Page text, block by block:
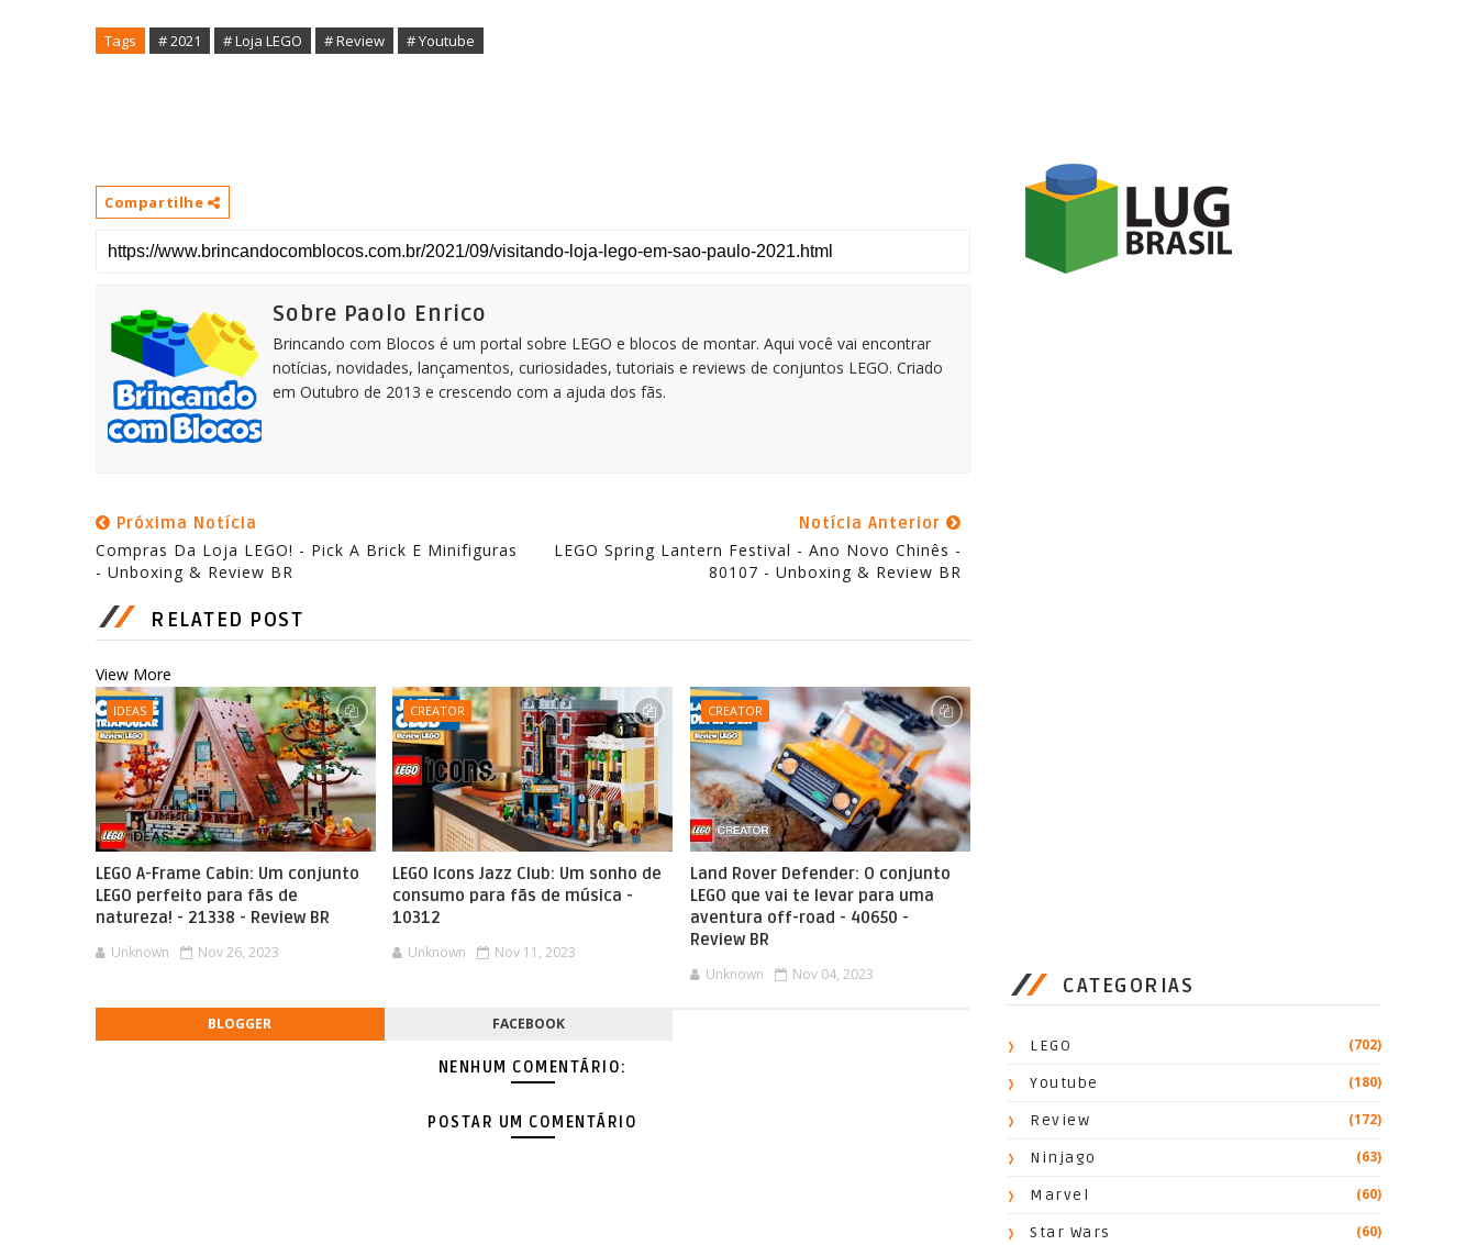
Tags # 2021 # Loja LEGO # Review # Youtube
Compartilhe
Sobre Paolo Enrico
Brincando com Blocos é um portal sobre LEGO e blocos de montar. Aqui você vai encontrar
notícias, novidades, lançamentos, curiosidades, tutoriais e reviews de conjuntos LEGO. Criado
em Outubro de 2013 e crescendo com a ajuda dos fãs.
Próxima Notícia
Compras Da Loja LEGO! - Pick A Brick E Minifiguras
- Unboxing & Review BR
Notícia Anterior
LEGO Spring Lantern Festival - Ano Novo Chinês -
80107 - Unboxing & Review BR
RELATED POST
View More
IDEAS
LEGO A-Frame Cabin: Um conjunto
LEGO perfeito para fãs de
natureza! - 21338 - Review BR
Unknown Nov 26, 2023
CREATOR
LEGO Icons Jazz Club: Um sonho de
consumo para fãs de música -
10312
Unknown Nov 11, 2023
CREATOR
Land Rover Defender: O conjunto
LEGO que vai te levar para uma
aventura off-road - 40650 -
Review BR
Unknown Nov 04, 2023
BLOGGER FACEBOOK
NENHUM COMENTÁRIO:
POSTAR UM COMENTÁRIO
CATEGORIAS
LEGO (702)
Youtube (180)
Review (172)
Ninjago (63)
Marvel (60)
Star Wars (60)